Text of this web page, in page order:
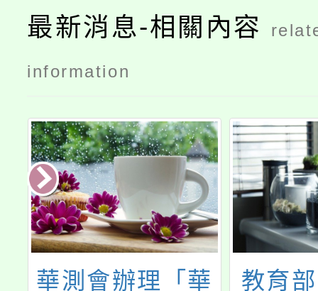
最新消息-相關內容
information
華測會辦理「華 教育